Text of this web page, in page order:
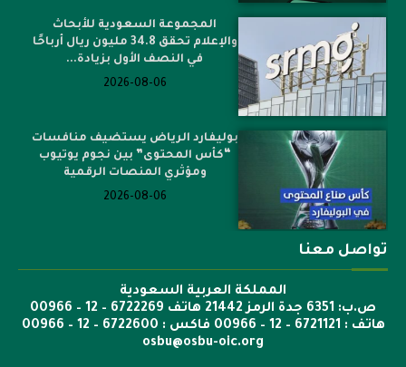
المجموعة السعودية للأبحاث
والإعلام تحقق 34.8 مليون ريال أرباحًا
في النصف الأول بزيادة...
2026-08-06
بوليفارد الرياض يستضيف منافسات
“كأس المحتوى” بين نجوم يوتيوب
ومؤثري المنصات الرقمية
2026-08-06
تواصل معنا
المملكة العربية السعودية
ص.ب: 6351 جدة الرمز 21442 هاتف 6722269 – 12 – 00966
هاتف : 6721121 – 12 – 00966 فاكس : 6722600 – 12 – 00966
osbu@osbu-oic.org